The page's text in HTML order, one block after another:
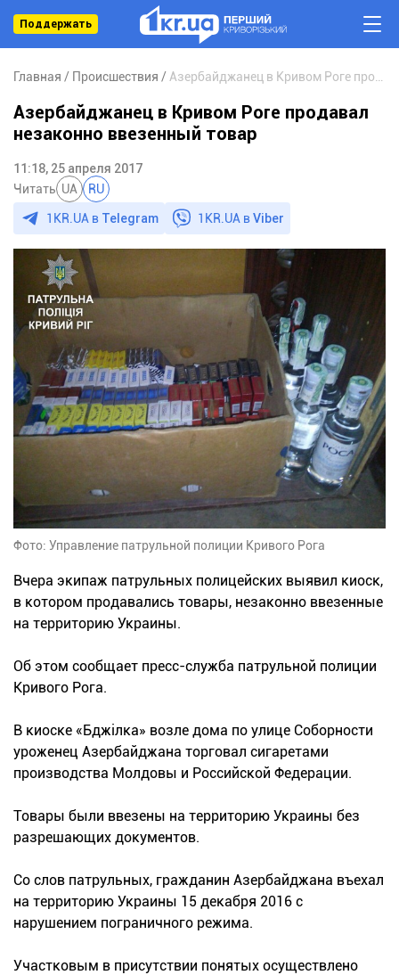
Поддержать
Главная Происшествия
Азербайджанец в Кривом Роге продавал
незаконно ввезенный товар
11:18, 25 апреля 2017
Читать UA RU
1KR.UA в Telegram 1KR.UA вViber
Фото: Управление патрульной полиции Кривого Рога
Вчера экипаж патрульных полицейских выявил киоск,
в котором продавались товары, незаконно ввезенные
на территорию Украины.
Об этом сообщает пресс-служба патрульной полиции
Кривого Рога.
В киоске «Бджілка» возле дома по улице Соборности
уроженец Азербайджана торговал сигаретами
производства Молдовы и Российской Федерации.
Товары были ввезены на территорию Украины без
разрешающих документов.
Со слов патрульных, гражданин Азербайджана въехал
на территорию Украины 15 декабря 2016 с
нарушением пограничного режима.
Участковым в присутствии понятых осуществлено